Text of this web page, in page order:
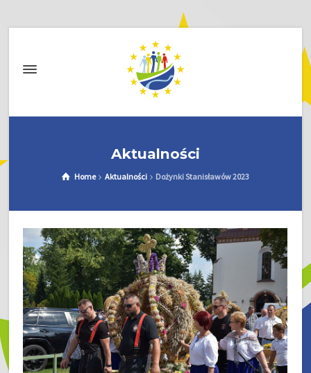
Aktualności
Home Aktualności Dożynki Stanisławów 2023